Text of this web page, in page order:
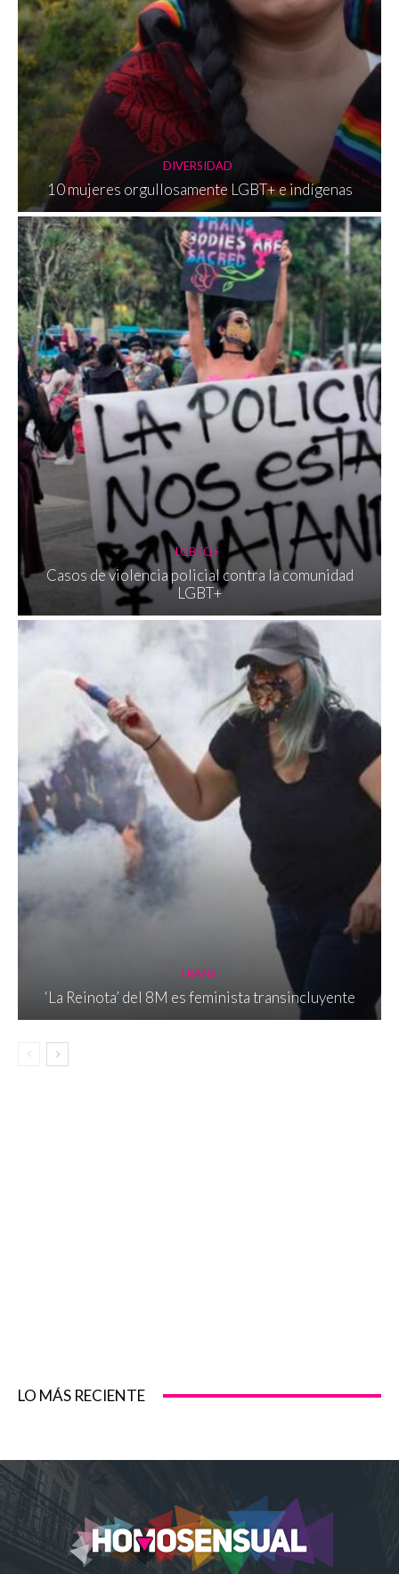
DIVERSIDAD
10 mujeres orgullosamente LGBT+ e indígenas
LGBTQ+
Casos de violencia policial contra la comunidad
LGBT+
TRANS
‘La Reinota’ del 8M es feminista transincluyente
LO MÁS RECIENTE